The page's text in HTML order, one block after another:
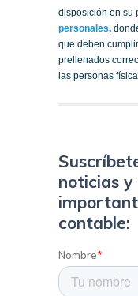
disposición en su
personales,
que deben
prellenados
las personas